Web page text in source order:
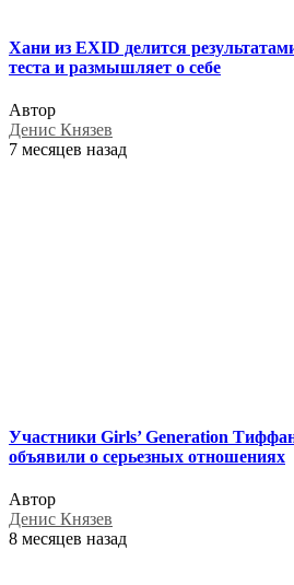
Хани из EXID делится
теста и размышляет о себе
Автор
Денис Князев
7 месяцев назад
Участники Girls’ Generation
объявили о серьезных отношениях
Автор
Денис Князев
8 месяцев назад